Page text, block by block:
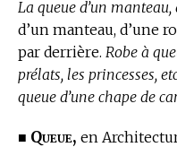
La queue d’un manteau,
d’un manteau, d’une
par derrière. Robe à
prélats, les princesses,
queue d’une chape de
■ Queue, en